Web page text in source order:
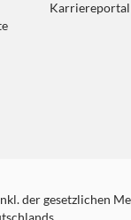
Karriereportal
der gesetzlichen